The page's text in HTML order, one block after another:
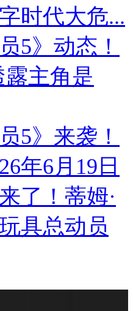
时代大危...
5》动态！
露主角是
5》来袭！
年6月19日
了！蒂姆·
具总动员